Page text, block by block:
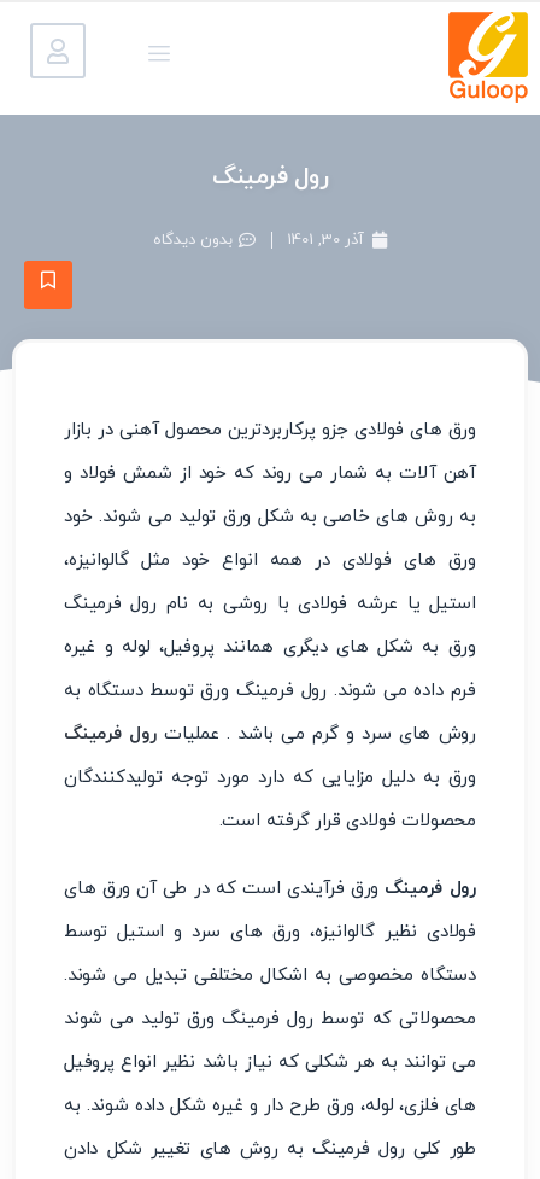
رول فرمینگ
آذر 30, 1401 بدون دیدگاه
ورق های فولادی جزو پرکاربردترین محصول آهنی در بازار
آهن ‌آلات به شمار می ‌روند که خود از شمش فولاد و
به روش ‌های خاصی به شکل ورق تولید می ‌شوند. خود
ورق‌ های فولادی در همه انواع خود مثل گالوانیزه،
استیل یا عرشه فولادی با روشی به نام رول فرمینگ
ورق به شکل ‌های دیگری همانند پروفیل، لوله و غیره
فرم داده می‌ شوند. رول فرمینگ ورق توسط دستگاه به
روش ‌های سرد و گرم می باشد . عملیات رول فرمینگ
ورق به دلیل مزایایی که دارد مورد توجه تولیدکنندگان
محصولات فولادی قرار گرفته است.
رول فرمینگ ورق فرآیندی است که در طی آن ورق ‌های
فولادی نظیر گالوانیزه، ورق ‌های سرد و استیل توسط
دستگاه مخصوصی به اشکال مختلفی تبدیل می‌ شوند.
محصولاتی که توسط رول فرمینگ ورق تولید می‌ شوند
می ‌توانند به هر شکلی که نیاز باشد نظیر انواع پروفیل‌
های فلزی، لوله، ورق طرح ‌دار و غیره شکل داده شوند. به
‌طور کلی رول فرمینگ به روش ‌های تغییر شکل دادن